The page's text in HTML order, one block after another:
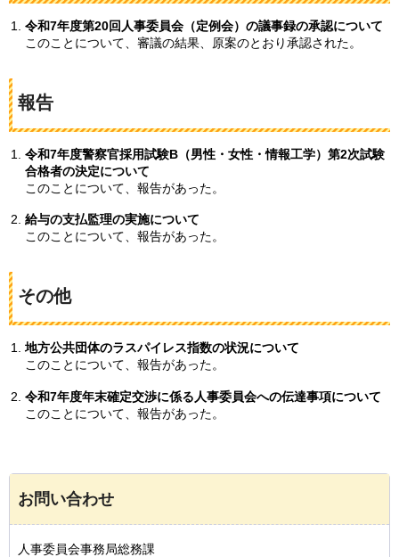
令和7年度第20回人事委員会（定例会）の議事録の承認について
このことについて、審議の結果、原案のとおり承認された。
報告
令和7年度警察官採用試験B（男性・女性・情報工学）第2次試験
合格者の決定について
このことについて、報告があった。
給与の支払監理の実施について
このことについて、報告があった。
その他
地方公共団体のラスパイレス指数の状況について
このことについて、報告があった。
令和7年度年末確定交渉に係る人事委員会への伝達事項について
このことについて、報告があった。
お問い合わせ
人事委員会事務局総務課